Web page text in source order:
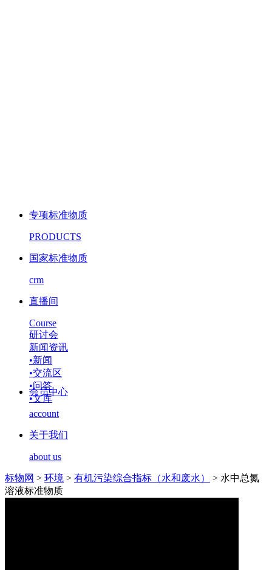
专项标准物质
PRODUCTS
国家标准物质
crm
直播间
Course
研讨会
新闻资讯
•新闻
•交流区
•问答
•文库
会员中心
account
关于我们
about us
标物网 > 环境 > 有机污染综合指标（水和废水） > 水中总氮
溶液标准物质